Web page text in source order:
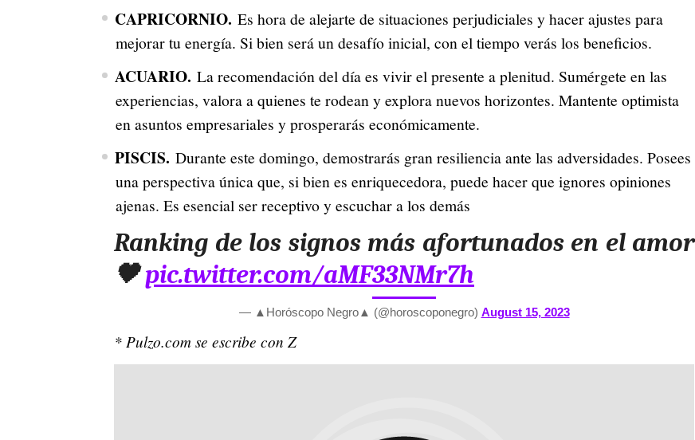
CAPRICORNIO. Es hora de alejarte de situaciones perjudiciales y hacer ajustes para
mejorar tu energía. Si bien será un desafío inicial, con el tiempo verás los beneficios.
ACUARIO. La recomendación del día es vivir el presente a plenitud. Sumérgete en las
experiencias, valora a quienes te rodean y explora nuevos horizontes. Mantente optimista
en asuntos empresariales y prosperarás económicamente.
PISCIS. Durante este domingo, demostrarás gran resiliencia ante las adversidades. Posees
una perspectiva única que, si bien es enriquecedora, puede hacer que ignores opiniones
ajenas. Es esencial ser receptivo y escuchar a los demás
Ranking de los signos más afortunados en el amor
🖤pic.twitter.com/aMF33NMr7h
— ▲Horóscopo Negro▲ (@horoscoponegro) August 15, 2023
* Pulzo.com se escribe con Z